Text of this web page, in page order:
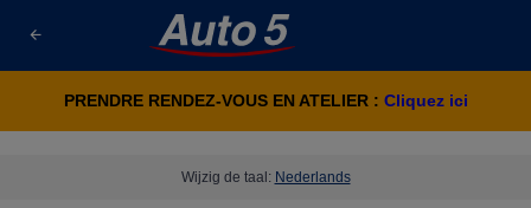
PRENDRE RENDEZ-VOUS EN ATELIER : Cliquez ici
Wijzig de taal: Nederlands